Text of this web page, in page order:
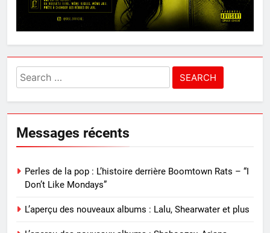
Search
for:
Messages récents
Perles de la pop : L’histoire derrière Boomtown Rats – “I
Don’t Like Mondays”
L’aperçu des nouveaux albums : Lalu, Shearwater et plus